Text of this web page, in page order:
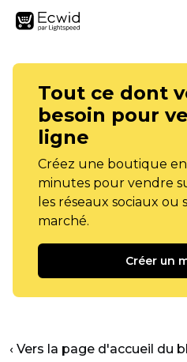
Tout ce dont
besoin pour
ligne
Créez une boutique
minutes pour vendre
les réseaux sociaux ou
marché.
Créer un
‹ Vers la page d'accueil du